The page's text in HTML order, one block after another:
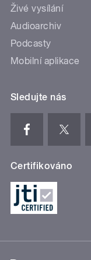
Živé vysílání
Audioarchiv
Podcasty
Mobilní aplikace
Sledujte nás
Certifikováno